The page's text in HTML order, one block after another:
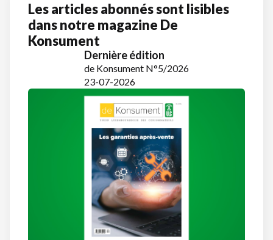
Les articles abonnés sont lisibles
dans notre magazine De
Konsument
Dernière édition
de Konsument N°5/2026
23-07-2026